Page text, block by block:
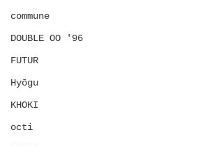
commune
DOUBLE OO '96
FUTUR
Hyōgu
KHOKI
octi